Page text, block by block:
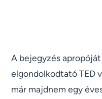
A bejegyzés
elgondolkodtató TED
már majdnem egy